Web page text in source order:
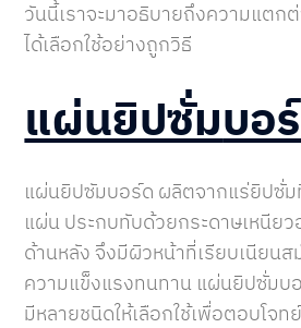
วันนี้เราจะมาอธิบายถึงความแตก
ได้เลือกใช้อย่างถูกวิธี
แผ่นยิปซั่มบอ
แผ่นยิปซัมบอร์ด ผลิตจากแร่ยิปซั่ม
แผ่น ประกบทับด้วยกระดาษเหนีย
ด้านหลัง จึงมีผิวหน้าที่เรียบเนียนส
ความแข็งแรงทนทาน แผ่นยิปซั่มบ
มีหลายชนิดให้เลือกใช้เพื่อตอบโจท